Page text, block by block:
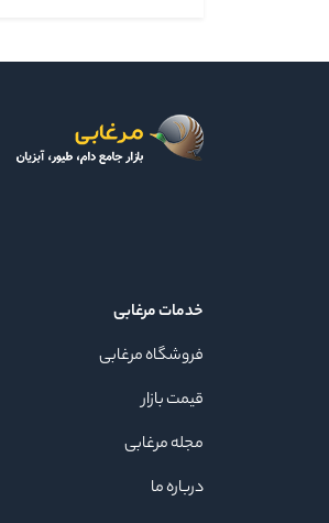
خدمات مرغابی
فروشگاه مرغابی
قیمت بازار
مجله مرغابی
درباره ما